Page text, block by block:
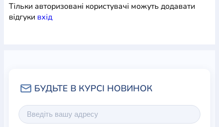
Тільки авторизовані користувачі можуть додавати
відгуки вхiд